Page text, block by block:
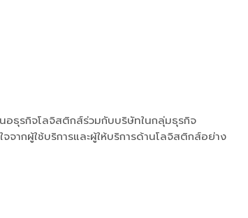
ธุรกิจโลจิสติกส์ร่วมกับบริษัทในกลุ่มธุรกิจ
ากผู้ใช้บริการและผู้ให้บริการด้านโลจิสติกส์อย่าง